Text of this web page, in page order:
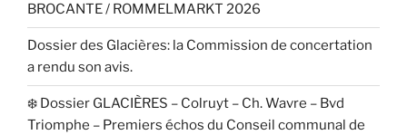
BROCANTE / ROMMELMARKT 2026
Dossier des Glacières: la Commission de concertation
a rendu son avis.
❄️ Dossier GLACIÈRES – Colruyt – Ch. Wavre – Bvd
Triomphe – Premiers échos du Conseil communal de